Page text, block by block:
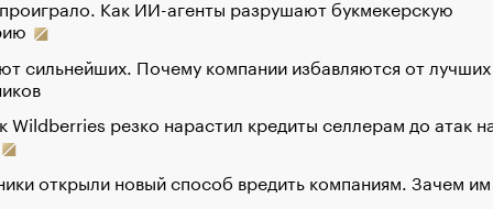
Как ИИ-агенты разрушают букмекерскую
сильнейших. Почему компании избавляются от лучших
Wildberries резко нарастил кредиты селлерам до атак
открыли новый способ вредить компаниям. Зачем